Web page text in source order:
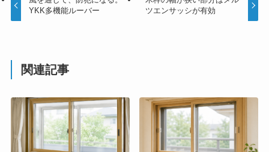
YKK多機能ルーバー
ツエンサッシが有効
関連記事